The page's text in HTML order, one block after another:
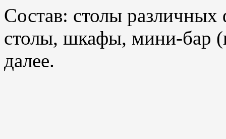
Состав: столы
столы, шкафы, мини-бар
далее.